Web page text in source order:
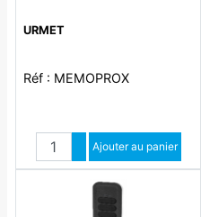
URMET
Réf : MEMOPROX
Quantité
Augmenter quantité
Diminuer quantité
Ajouter au panier